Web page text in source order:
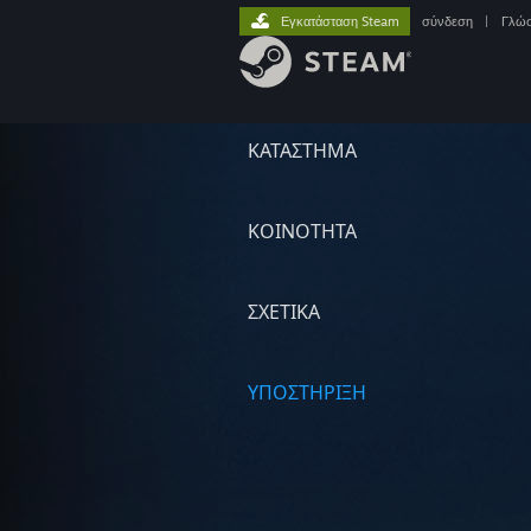
ΚΑΤΑΣΤΗΜΑ
ΚΟΙΝΟΤΗΤΑ
ΣΧΕΤΙΚΆ
ΥΠΟΣΤΗΡΙΞΗ
Εγκατάσταση Steam σύνδεση